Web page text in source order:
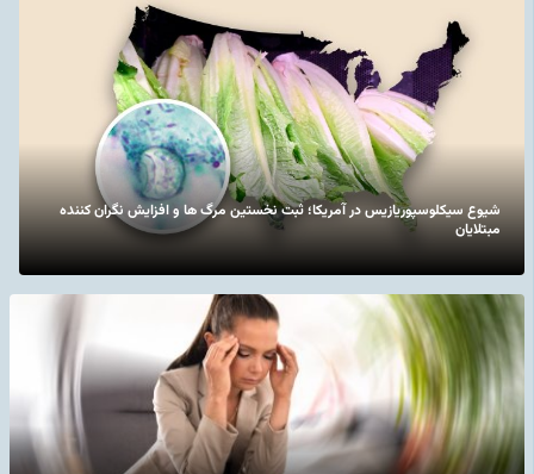
شیوع سیکلوسپوریازیس در آمریکا؛ ثبت نخستین مرگ ها و افزایش نگران کننده
مبتلایان